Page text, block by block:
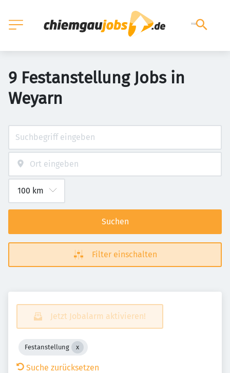
9 Festanstellung Jobs in
Weyarn
Suchen
Filter einschalten
Jetzt Jobalarm aktivieren!
Festanstellung
Suche zurücksetzen